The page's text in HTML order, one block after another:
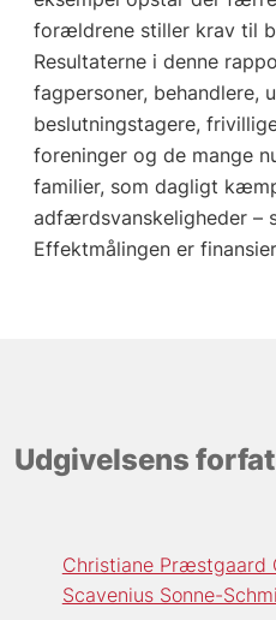
forældrene stiller krav til
Resultaterne i denne
fagpersoner, behandlere,
beslutningstagere,
foreninger og de mange
familier, som dagligt
adfærdsvanskeligheder –
Effektmålingen er
Udgivelsens
Christiane Præstgaard
Scavenius Sonne-